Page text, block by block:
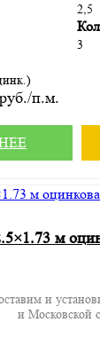
2,5
3
п.м.
м
и
и Московской